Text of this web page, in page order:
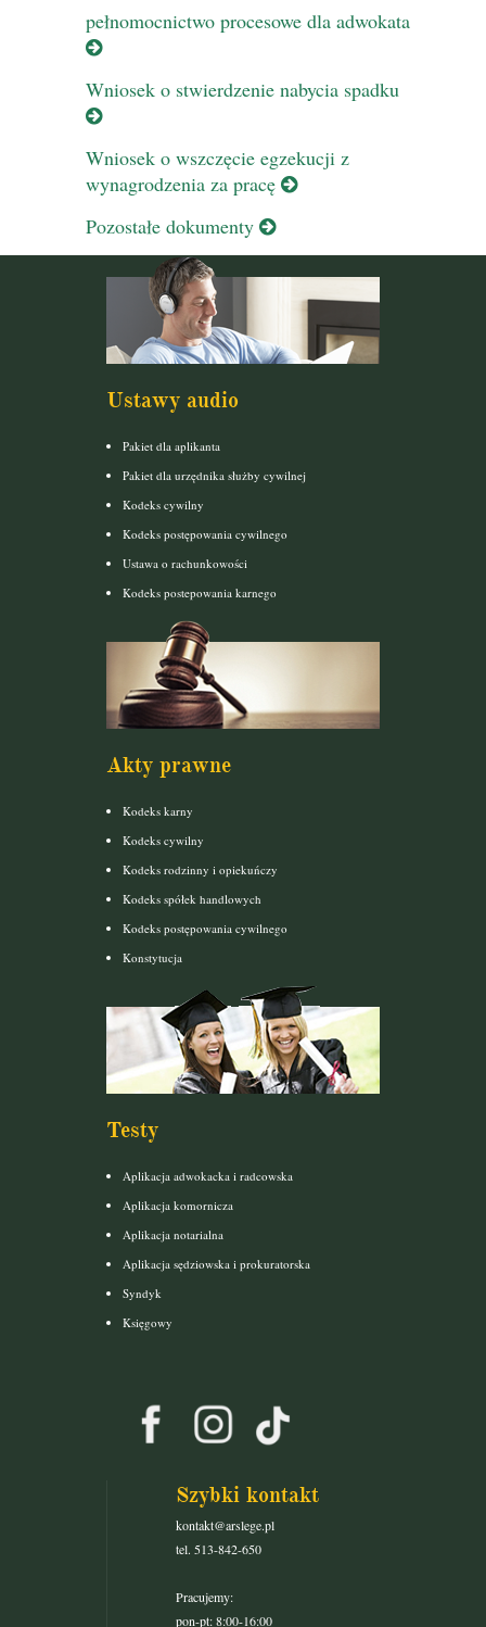
pełnomocnictwo procesowe dla adwokata
Wniosek o stwierdzenie nabycia spadku
Wniosek o wszczęcie egzekucji z
wynagrodzenia za pracę
Pozostałe dokumenty
Ustawy audio
Pakiet dla aplikanta
Pakiet dla urzędnika służby cywilnej
Kodeks cywilny
Kodeks postępowania cywilnego
Ustawa o rachunkowości
Kodeks postepowania karnego
Akty prawne
Kodeks karny
Kodeks cywilny
Kodeks rodzinny i opiekuńczy
Kodeks spółek handlowych
Kodeks postępowania cywilnego
Konstytucja
Testy
Aplikacja adwokacka i radcowska
Aplikacja komornicza
Aplikacja notarialna
Aplikacja sędziowska i prokuratorska
Syndyk
Księgowy
Szybki kontakt
kontakt@arslege.pl
tel. 513-842-650
Pracujemy:
pon-pt: 8:00-16:00